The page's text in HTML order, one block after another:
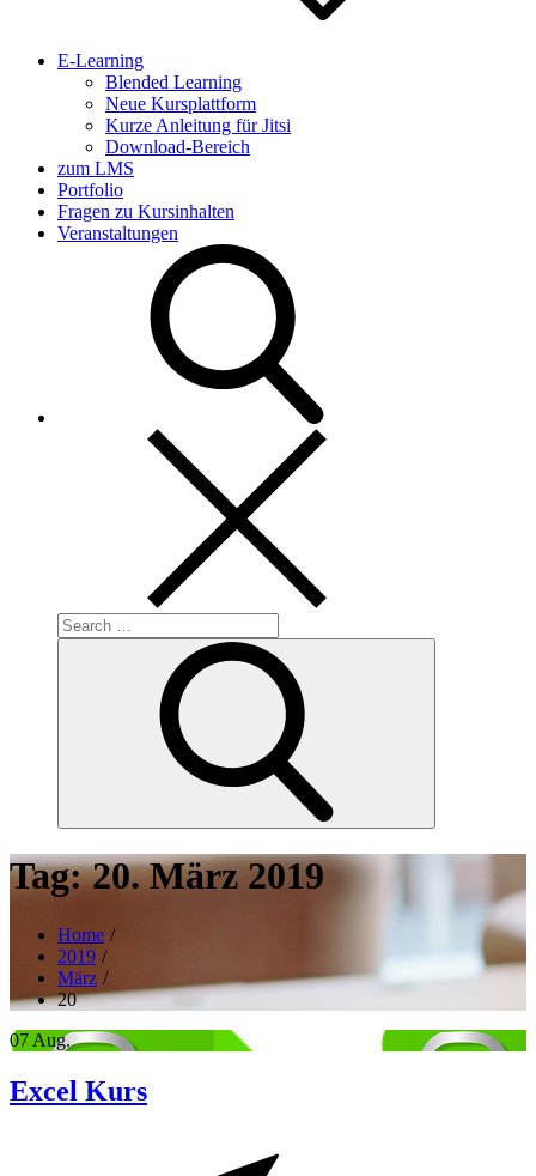
E-Learning
Blended Learning
Neue Kursplattform
Kurze Anleitung für Jitsi
Download-Bereich
zum LMS
Portfolio
Fragen zu Kursinhalten
Veranstaltungen
Search
for:
Tag:20. März 2019
Home
2019
März
20
07 Aug.
Excel Kurs